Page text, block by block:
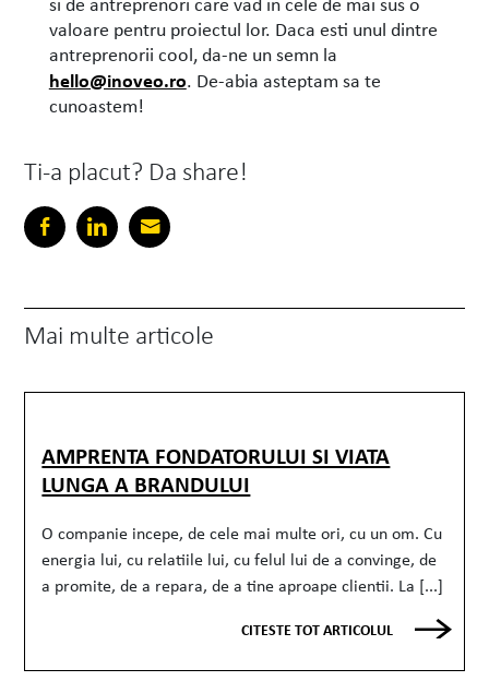
valoare pentru proiectul lor. Daca esti unul dintre
antreprenorii cool, da-ne un semn la
hello@inoveo.ro. De-abia asteptam sa te
cunoastem!
Ti-a placut? Da share!
Mai multe articole
AMPRENTA FONDATORULUI SI VIATA
LUNGA A BRANDULUI
O companie incepe, de cele mai multe ori, cu un om. Cu
energia lui, cu relatiile lui, cu felul lui de a convinge, de
a promite, de a repara, de a tine aproape clientii. La [...]
CITESTE TOT ARTICOLUL